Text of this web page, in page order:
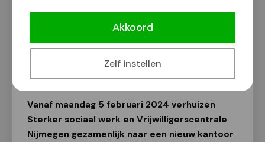
Akkoord
Zelf instellen
Nieuw hoofdkantoor voor Sterker
sociaal werk en Vrijwilligerscentrale
Nijmegen
Van onze redactie
5 februari 2024
Vanaf maandag 5 februari 2024 verhuizen
Sterker sociaal werk en Vrijwilligerscentrale
Nijmegen gezamenlijk naar een nieuw kantoor